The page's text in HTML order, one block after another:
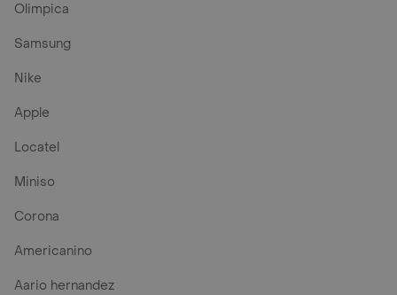
Olimpica
Samsung
Nike
Apple
Locatel
Miniso
Corona
Americanino
Aario hernandez